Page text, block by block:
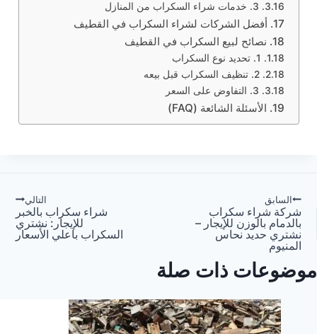
3. خدمات شراء السكراب من المنازل
أفضل الشركات لشراء السكراب في القطيف
نصائح لبيع السكراب في القطيف
1. تحديد نوع السكراب
2. تنظيف السكراب قبل بيعه
3. التفاوض على السعر
الأسئلة الشائعة (FAQ)
تصفّح
المقالات
السابق
شركة شراء سكراب
بالدمام بالوزن للإيجار –
نشتري حديد نحاس
المنيوم
التالي
شراء سكراب بالخبر
للإيجار: نشتري
السكراب باعلي الأسعار
موضوعات ذات صلة